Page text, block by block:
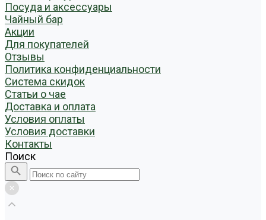
Посуда и аксессуары
Чайный бар
Акции
Для покупателей
Отзывы
Политика конфиденциальности
Система скидок
Статьи о чае
Доставка и оплата
Условия оплаты
Условия доставки
Контакты
Поиск